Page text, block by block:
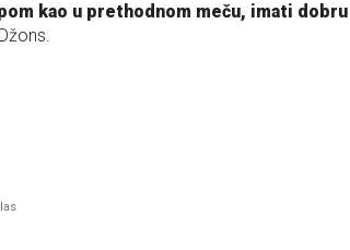
kao u prethodnom meču, imati dobru